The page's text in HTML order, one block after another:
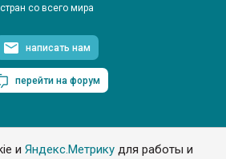
иЯндекс.Метрику для работы и
стран со всего мира
написать нам
перейти на форум
© 2006. Все права защищены